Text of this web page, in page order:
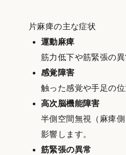
片麻痺の主な症状
運動麻痺
筋力低下や筋緊張の
感覚障害
触った感覚や手足の
高次脳機能障害
半側空間無視（麻痺
影響します。
筋緊張の異常